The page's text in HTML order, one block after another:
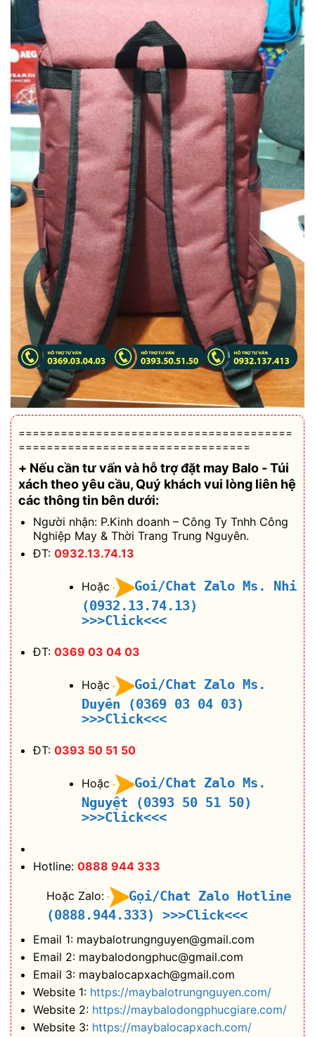
=======================================
=================================
+ Nếu cần tư vấn và hỗ trợđặt may Balo - Túi
xách theo yêu cầu, Quý khách vui lòng liên hệ
các thông tin bên dưới:
Người nhận: P.Kinh doanh – Công Ty Tnhh Công
Nghiệp May & Thời Trang Trung Nguyên.
ĐT: 0932.13.74.13
Hoặc
Goi/Chat Zalo Ms. Nhi
(0932.13.74.13)
>>>Click<<<
ĐT: 0369 03 04 03
Hoặc
Goi/Chat Zalo Ms.
Duyên (0369 03 04 03)
>>>Click<<<
ĐT: 0393 50 51 50
Hoặc
Goi/Chat Zalo Ms.
Nguyệt (0393 50 51 50)
>>>Click<<<
Hotline: 0888 944 333
Hoặc Zalo:
Gọi/Chat Zalo Hotline
(0888.944.333)
>>>Click<<<
Email 1: maybalotrungnguyen@gmail.com
Email 2: maybalodongphuc@gmail.com
Email 3: maybalocapxach@gmail.com
Website 1: https://maybalotrungnguyen.com/
Website 2: https://maybalodongphucgiare.com/
Website 3: https://maybalocapxach.com/